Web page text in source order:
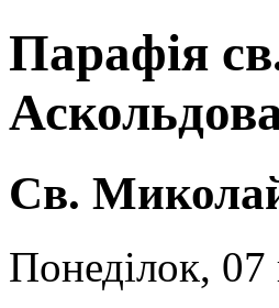
Парафія
Св.
Понеділок,